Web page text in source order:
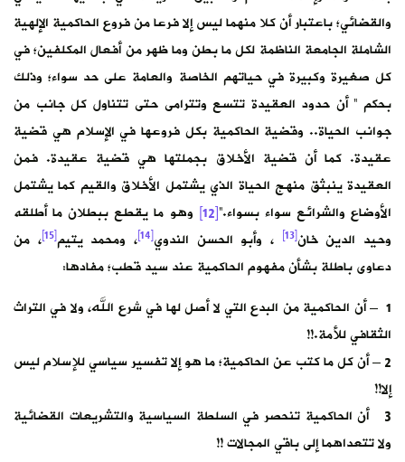
والقضائي؛ باعتبار أن كلا منهما ليس إلا فرعا من فروع الحاكمية الإلهية
الشاملة الجامعة الناظمة لكل ما بطن وما ظهر من أفعال المكلفين؛ في
كل صغيرة وكبيرة في حياتهم الخاصة والعامة على حد سواء؛ وذلك
بحكم ” أن حدود العقيدة تتسع وتترامى حتى تتناول كل جانب من
جوانب الحياة.. وقضية الحاكمية بكل فروعها في الإسلام هي قضية
عقيدة. كما أن قضية الأخلاق بجملتها هي قضية عقيدة. فمن
العقيدة ينبثق منهج الحياة الذي يشتمل الأخلاق والقيم كما يشتمل
الأوضاع والشرائع سواء بسواء.”[12]
وهو ما يقطع ببطلان ما أطلقه
وحيد الدين خان[13] ، وأبو الحسن الندوي[14] ، ومحمد يتيم[15]
، من
دعاوى باطلة بشأن مفهوم الحاكمية عند سيد قطب؛ مفادها:
1 – أن الحاكمية من البدع التي لا أصل لها في شرع الله، ولا في التراث
الثقافي للأمة.!!
2 – أن كل ما كتب عن الحاكمية؛ ما هو إلا تفسير سياسي للإسلام ليس
إلا!!
3 أن الحاكمية تنحصر في السلطة السياسية والتشريعات القضائية
ولا تتعداهما إلى باقي المجالات !!